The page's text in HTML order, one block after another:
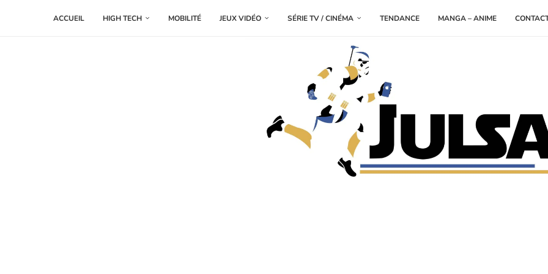
ACCUEIL HIGH TECH MOBILITÉ JEUX VIDÉO SÉRIE TV / CINÉMA TENDANCE MANGA – ANIME